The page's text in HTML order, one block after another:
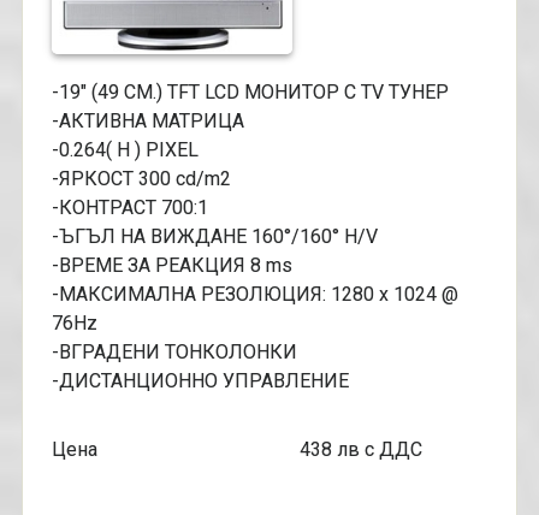
-19" (49 CM.) TFT LCD МОНИТОР С TV ТУНЕР
-АКТИВНА МАТРИЦА
-0.264( H ) PIXEL
-ЯРКОСТ 300 cd/m2
-КОНТРАСТ 700:1
-ЪГЪЛ НА ВИЖДАНЕ 160°/160° H/V
-ВРЕМЕ ЗА РЕАКЦИЯ 8 ms
-МАКСИМАЛНА РЕЗОЛЮЦИЯ: 1280 x 1024 @
76Hz
-ВГРАДЕНИ ТОНКОЛОНКИ
-ДИСТАНЦИОННО УПРАВЛЕНИЕ
Цена 438 лв с ДДС